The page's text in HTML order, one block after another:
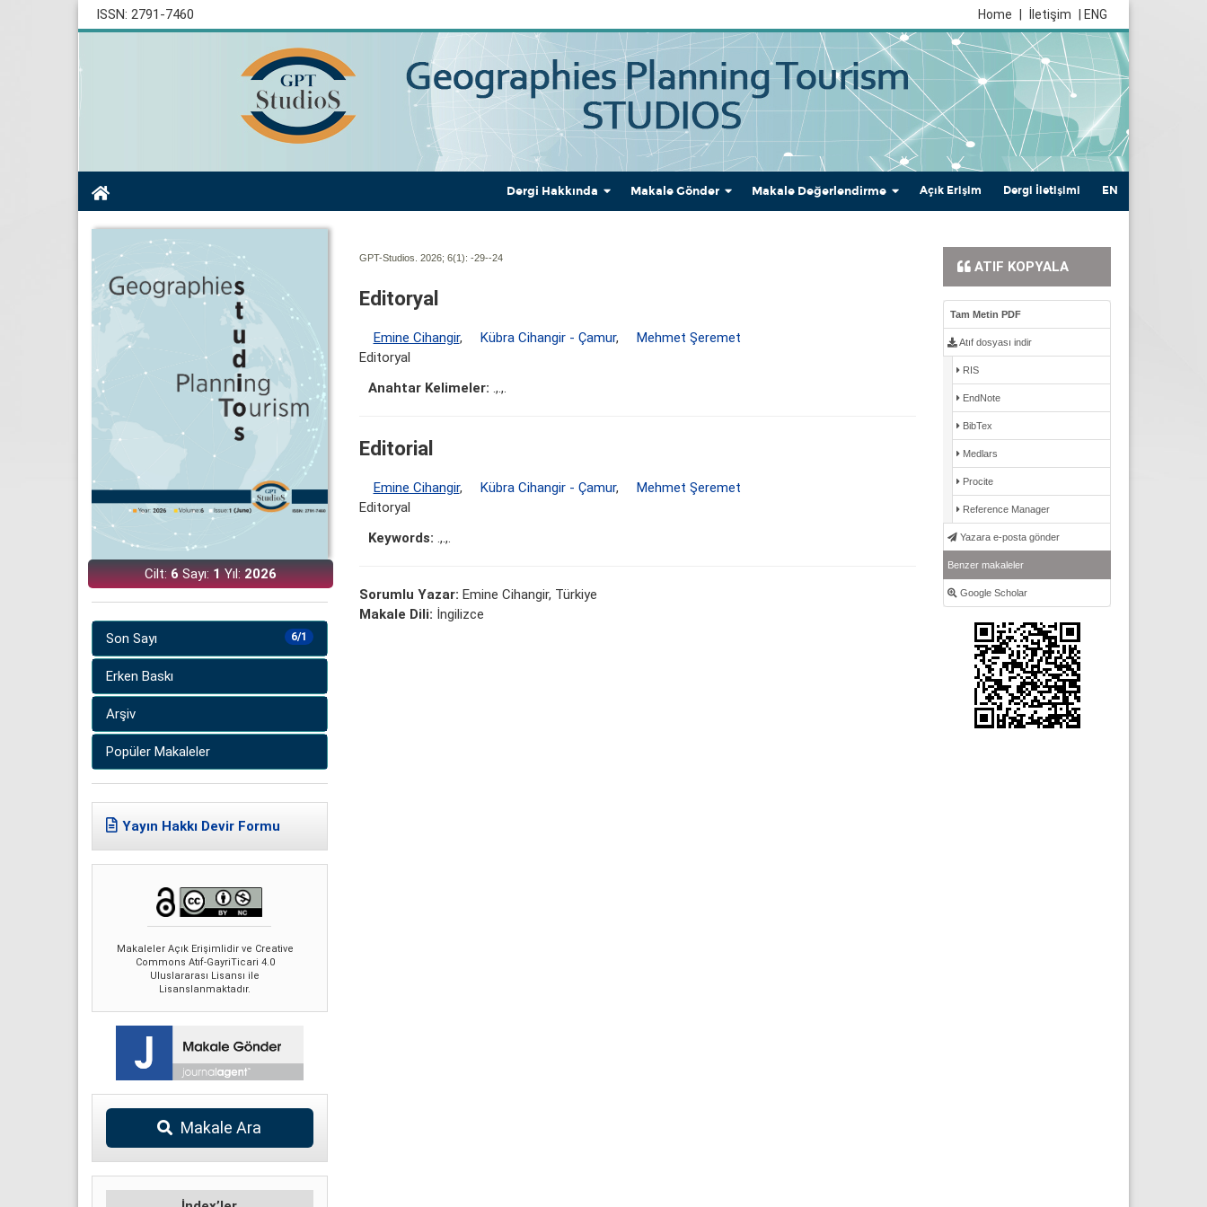
ISSN: 2791-7460 | ENG
İletişim
Home
Dergi Hakkında Makale Gönder Makale Değerlendirme Açık Erişim Dergi İletişimi EN
Cilt:6Sayı:1Yıl:2026
6/1
Son Sayı
Erken Baskı
Arşiv
Popüler Makaleler
Yayın Hakkı Devir Formu
Makaleler Açık Erişimlidir ve Creative
Commons Atıf-GayriTicari 4.0
Uluslararası Lisansı ile
Lisanslanmaktadır.
Makale Ara
GPT-Studios. 2026; 6(1): -29--24
Editoryal
Emine Cihangir, Kübra Cihangir - Çamur,
Mehmet Şeremet
Editoryal
Anahtar Kelimeler: .,.,.
Editorial
Emine Cihangir, Kübra Cihangir - Çamur,
Mehmet Şeremet
Editoryal
Keywords: .,.,.
Sorumlu Yazar: Emine Cihangir, Türkiye
Makale Dili: İngilizce
ATIF KOPYALA
Tam Metin PDF
Atıf dosyası indir
RIS
EndNote
BibTex
Medlars
Procite
Reference Manager
Yazara e-posta gönder
Benzer makaleler
Google Scholar